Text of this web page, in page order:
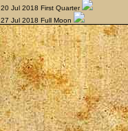
20 Jul 2018 First Quarter
27 Jul 2018 Full Moon